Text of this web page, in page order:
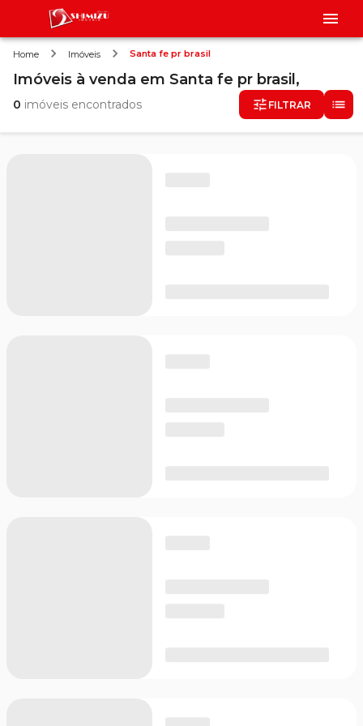
Home Imóveis Santa fe pr brasil
Imóveis à venda em Santa fe pr brasil,
0 imóveis encontrados FILTRAR